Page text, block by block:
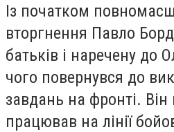
Із початком
вторгнення Павло
батьків і наречену до
чого повернувся до
завдань на фронті. Він
працював на лінії